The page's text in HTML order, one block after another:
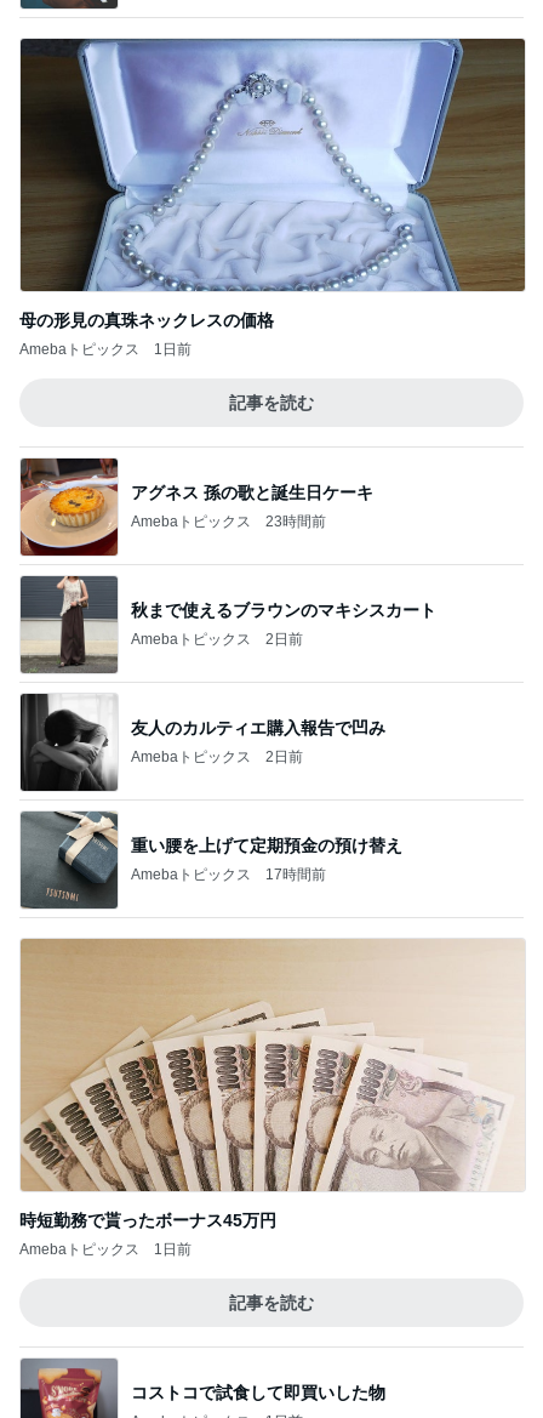
母の形見の真珠ネックレスの価格
Amebaトピックス 1日前
記事を読む
アグネス 孫の歌と誕生日ケーキ
Amebaトピックス 23時間前
秋まで使えるブラウンのマキシスカート
Amebaトピックス 2日前
友人のカルティエ購入報告で凹み
Amebaトピックス 2日前
重い腰を上げて定期預金の預け替え
Amebaトピックス 17時間前
時短勤務で貰ったボーナス45万円
Amebaトピックス 1日前
記事を読む
コストコで試食して即買いした物